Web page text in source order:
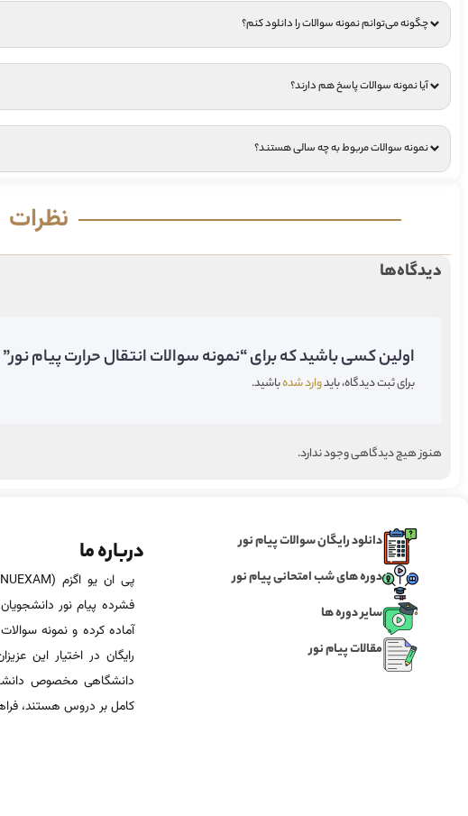
چگونه می‌توانم نمونه سوالات را دانلود کنم؟
آیا نمونه سوالات پاسخ هم دارند؟
نمونه سوالات مربوط به چه سالی هستند؟
نظرات
دیدگاه‌ها
اولین کسی باشید که برای “نمونه سوالات انتقال حرارت پیام
برای ثبت دیدگاه، بایدوارد شدهباشید.
هنوز هیچ دیدگاهی وجود ندارد.
دانلود رایگان سوالات پیام نور
دوره های شب امتحانی پیام نور
سایر دوره ها
مقالات پیام نور
درباره ما
فشرده پیام نور
آماده‌ کرده و نمونه
رایگان در اختیار این
دانشگاهی مخصوص
کامل بر دروس هستند،